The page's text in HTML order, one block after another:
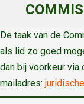
De taak van de
als lid zo goed
dan bij voorkeur via
mailadres: